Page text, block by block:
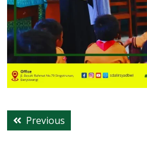
Post
navigation
Previous
post: